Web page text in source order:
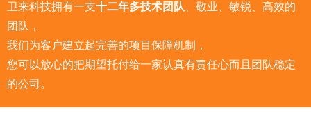
卫来科技拥有一支十二年多技术团队 、敬业、敏锐、高效的
团队，
我们为客户建立起完善的项目保障机制，
您可以放心的把期望托付给一家认真有责任心而且团队稳定
的公司。